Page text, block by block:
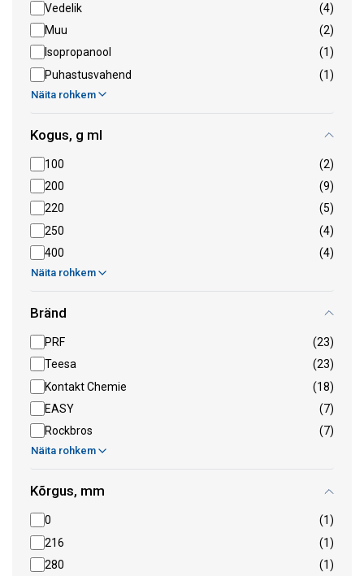
Vedelik
(4)
Muu
(2)
Isopropanool
(1)
Puhastusvahend
(1)
Näita rohkem
Kogus, g ml
100
(2)
200
(9)
220
(5)
250
(4)
400
(4)
Näita rohkem
Bränd
PRF
(23)
Teesa
(23)
Kontakt Chemie
(18)
EASY
(7)
Rockbros
(7)
Näita rohkem
Kõrgus, mm
0
(1)
216
(1)
280
(1)